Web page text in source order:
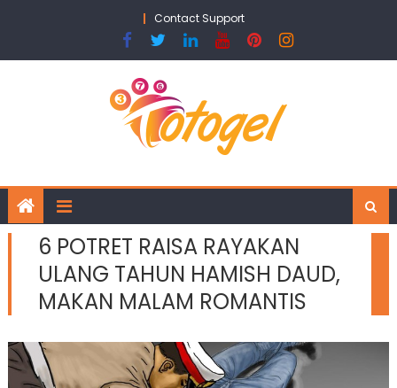
Contact Support
6 POTRET RAISA RAYAKAN
ULANG TAHUN HAMISH DAUD,
MAKAN MALAM ROMANTIS